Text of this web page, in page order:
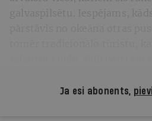
galvaspilsētu. Iespējams,
Ja esi abonents,